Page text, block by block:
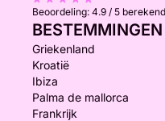
Beoordeling: 4.9 / 5
BESTEMMINGEN
Griekenland
Kroatië
Ibiza
Palma de mallorca
Frankrijk